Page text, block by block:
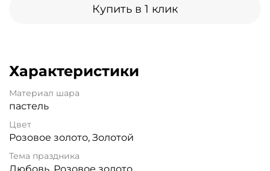
Купить в 1 клик
Характеристики
Материал шара
пастель
Цвет
Розовое золото, Золотой
Тема праздника